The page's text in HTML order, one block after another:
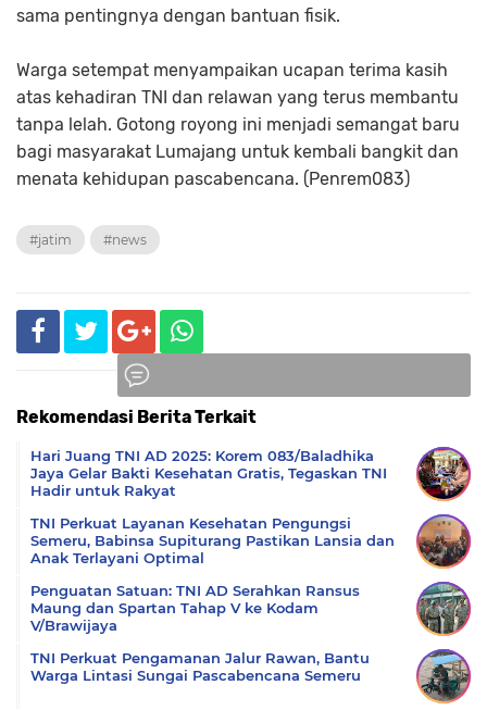
sama pentingnya dengan bantuan fisik.
Warga setempat menyampaikan ucapan terima kasih
atas kehadiran TNI dan relawan yang terus membantu
tanpa lelah. Gotong royong ini menjadi semangat baru
bagi masyarakat Lumajang untuk kembali bangkit dan
menata kehidupan pascabencana. (Penrem083)
#jatim #news
Rekomendasi Berita Terkait
Hari Juang TNI AD 2025: Korem 083/Baladhika
Jaya Gelar Bakti Kesehatan Gratis, Tegaskan TNI
Hadir untuk Rakyat
TNI Perkuat Layanan Kesehatan Pengungsi
Semeru, Babinsa Supiturang Pastikan Lansia dan
Anak Terlayani Optimal
Penguatan Satuan: TNI AD Serahkan Ransus
Maung dan Spartan Tahap V ke Kodam
V/Brawijaya
TNI Perkuat Pengamanan Jalur Rawan, Bantu
Warga Lintasi Sungai Pascabencana Semeru